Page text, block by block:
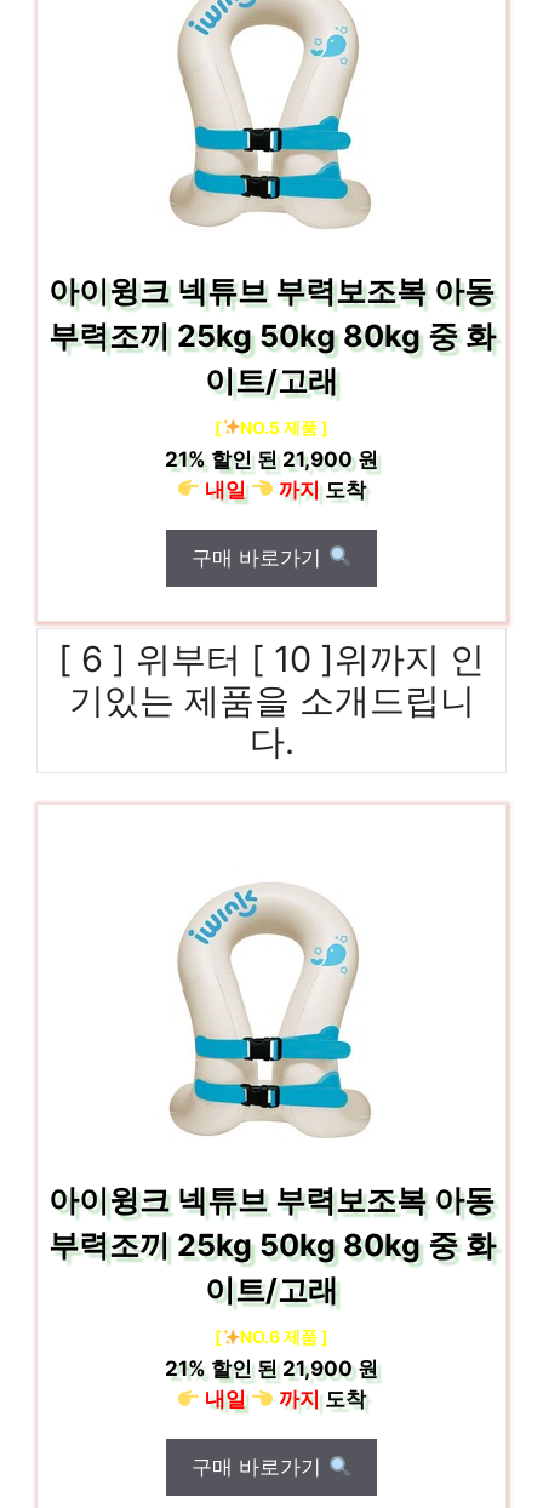
아이윙크 넥튜브 부력보조복 아동
부력조끼 25kg 50kg 80kg 중 화
이트/고래
[ NO.5 제품 ]
21% 할인 된21,900 원
내일
까지도착
구매 바로가기
[ 6 ] 위부터 [ 10 ]위까지 인
기있는 제품을 소개드립니
다.
아이윙크 넥튜브 부력보조복 아동
부력조끼 25kg 50kg 80kg 중 화
이트/고래
[ NO.6 제품 ]
21%할인 된21,900 원
내일
까지도착
구매 바로가기